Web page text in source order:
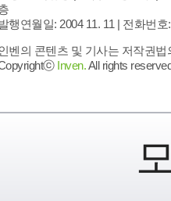
행연월일: 2004 11. 11 | 전화번호
벤의 콘텐츠 및 기사는 저작권
Inven.All rights